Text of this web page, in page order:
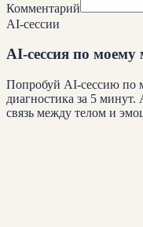
Комментарий
AI-сессии
AI-сессия по моему
Попробуй AI-сессию по
диагностика за 5
связь между телом и